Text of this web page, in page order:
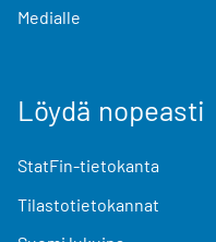
Medialle
Löydä nopeasti
StatFin-tietokanta
Tilastotietokannat